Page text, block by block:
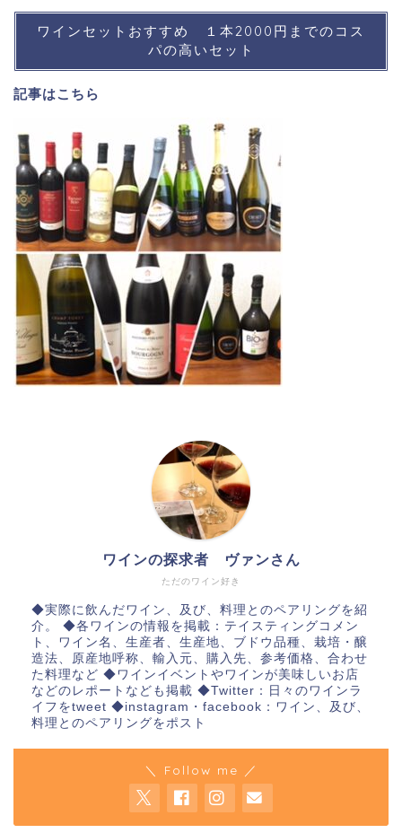
ワインセットおすすめ １本2000円までのコス
パの高いセット
記事はこちら
ただのワイン好き
ワインの探求者 ヴァンさん
◆実際に飲んだワイン、及び、料理とのペアリングを紹
介。 ◆各ワインの情報を掲載：テイスティングコメン
ト、ワイン名、生産者、生産地、ブドウ品種、栽培・醸
造法、原産地呼称、輸入元、購入先、参考価格、合わせ
た料理など ◆ワインイベントやワインが美味しいお店
などのレポートなども掲載 ◆Twitter：日々のワインラ
イフをtweet ◆instagram・facebook：ワイン、及び、
料理とのペアリングをポスト
＼ Follow me ／